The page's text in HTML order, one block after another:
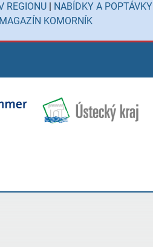
REGIONU | NABÍDKY A POPTÁVKY
MAGAZÍN KOMORNÍK